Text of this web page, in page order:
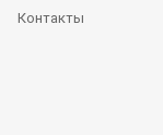
Контакты